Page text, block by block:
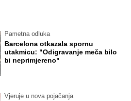
Pametna odluka
Barcelona otkazala spornu
utakmicu: "Odigravanje meča bilo
bi neprimjereno"
Vjeruje u nova pojačanja